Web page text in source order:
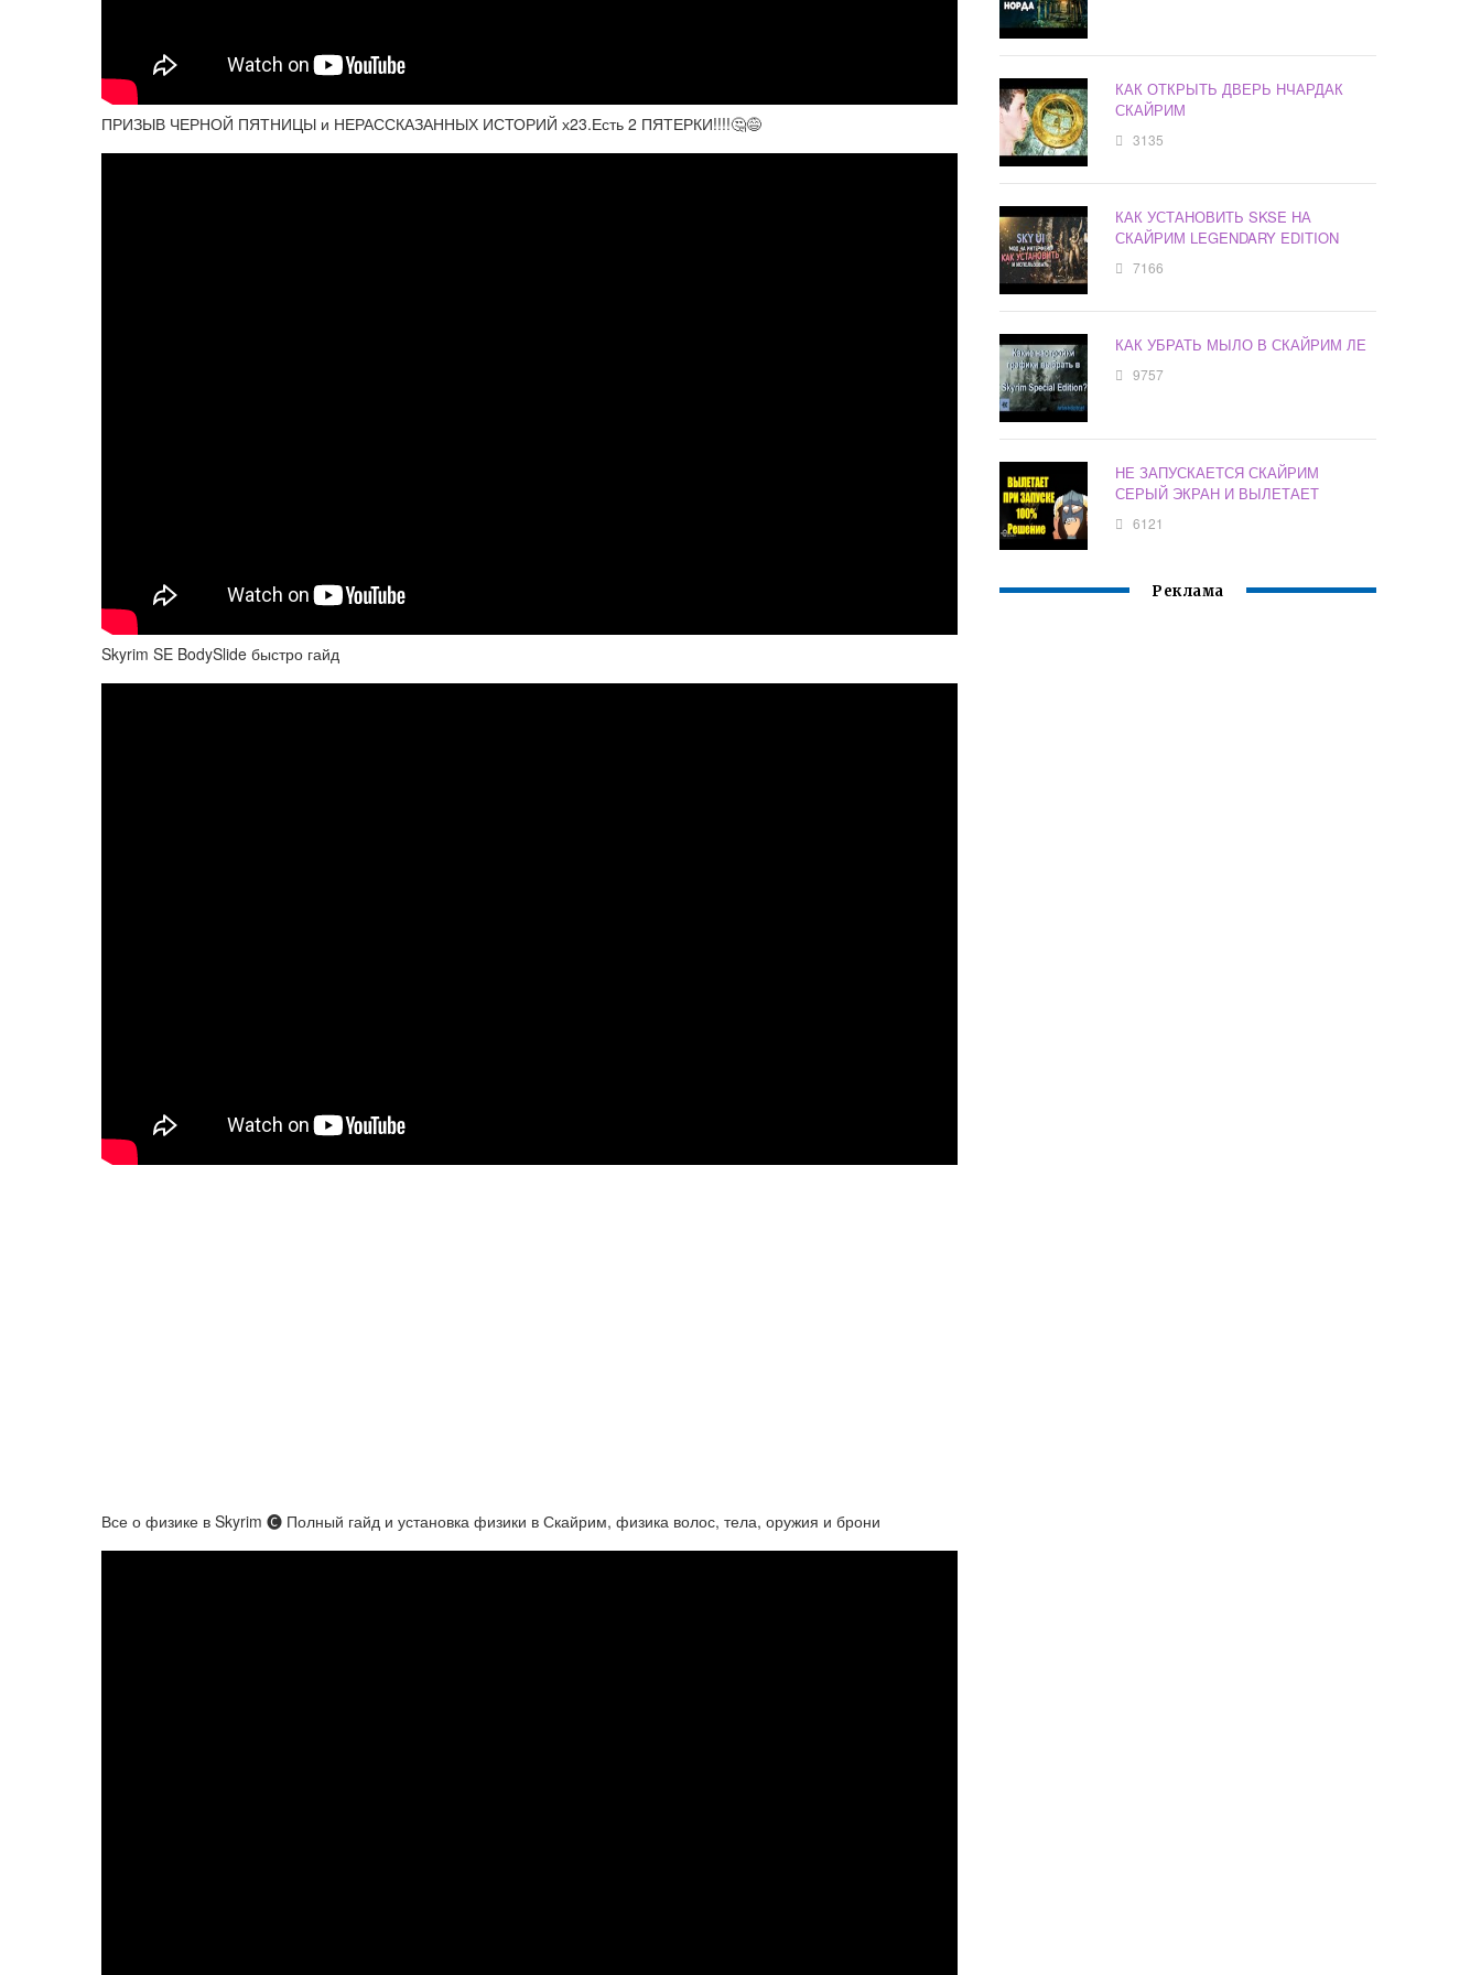
ПРИЗЫВ ЧЕРНОЙ ПЯТНИЦЫ и НЕРАССКАЗАННЫХ ИСТОРИЙ х23.Есть 2 ПЯТЕРКИ!!!!🤔😅
Skyrim SE BodySlide быстро гайд
Все о физике в Skyrim 🅒 Полный гайд и установка физики в Скайрим, физика волос, тела, оружия и брони
КАК ОТКРЫТЬ ДВЕРЬ НЧАРДАК
СКАЙРИМ
3135
КАК УСТАНОВИТЬ SKSE НА
СКАЙРИМ LEGENDARY EDITION
7166
КАК УБРАТЬ МЫЛО В СКАЙРИМ ЛЕ
9757
НЕ ЗАПУСКАЕТСЯ СКАЙРИМ
СЕРЫЙ ЭКРАН И ВЫЛЕТАЕТ
6121
Реклама